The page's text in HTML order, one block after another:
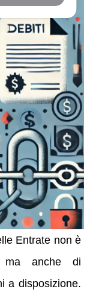
Entrate non è
ma anche di
a disposizione.